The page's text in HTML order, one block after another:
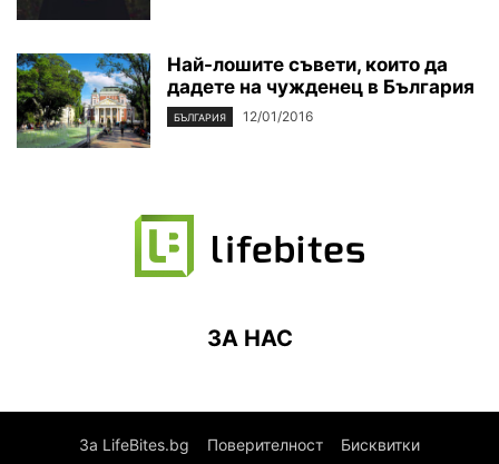
Най-лошите съвети, които да
дадете на чужденец в България
БЪЛГАРИЯ 12/01/2016
ЗА НАС
За LifeBites.bg Поверителност Бисквитки